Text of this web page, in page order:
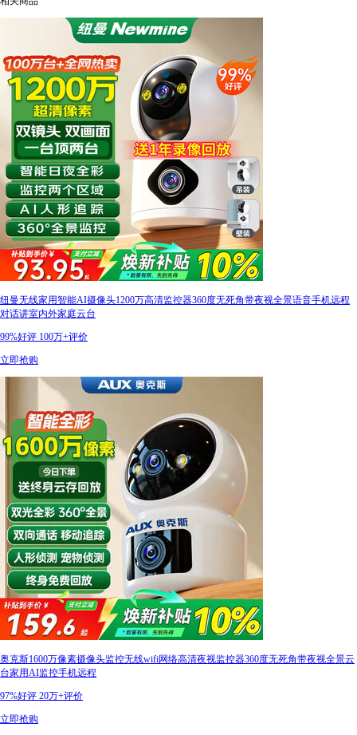
纽曼无线家用智能AI摄像头1200万高清监控器360度无死角带夜视全景语音手机远程
对话讲室内外家庭云台
99%好评 100万+评价
立即抢购
奥克斯1600万像素摄像头监控无线wifi网络高清夜视监控器360度无死角带夜视全景云
台家用AI监控手机远程
97%好评 20万+评价
立即抢购